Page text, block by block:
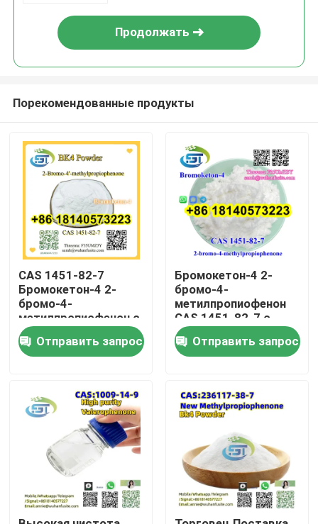
Продукты
О нас
Продолжать
Порекомендованные продукты
CAS 1451-82-7
Бромокетон-4 2-
бромо-4-
метилпропиофенон с
высокой чистотой
Отправить запрос
Бромокетон-4 2-
бромо-4-
метилпропиофенон
CAS 1451-82-7 с
высокой чистотой
Отправить запрос